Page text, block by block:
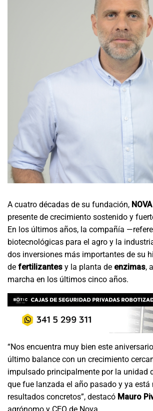
A cuatro décadas de su fundación, NOVA
presente de crecimiento sostenido y
En los últimos años, la compañía
biotecnológicas para el agro y la
dos inversiones más importantes de su
de fertilizantes y la planta de enzimas,
marcha en los últimos cinco años.
“Nos encuentra muy bien este
último balance con un crecimiento
impulsado principalmente por la unidad
que fue lanzada el año pasado y ya
resultados concretos”, destacó Mauro